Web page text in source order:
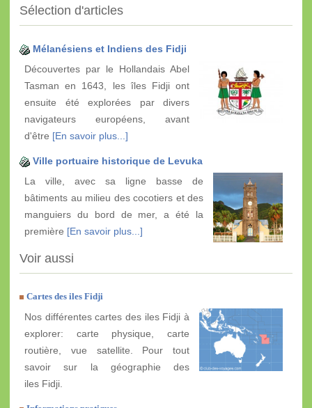
Sélection d'articles
Mélanésiens et Indiens des Fidji
Découvertes par le Hollandais Abel
Tasman en 1643, les îles Fidji ont
ensuite été explorées par divers
navigateurs européens, avant
d'être [En savoir plus...]
Ville portuaire historique de Levuka
La ville, avec sa ligne basse de
bâtiments au milieu des cocotiers et des
manguiers du bord de mer, a été la
première [En savoir plus...]
Voir aussi
Cartes des iles Fidji
Nos différentes cartes des iles Fidji à
explorer: carte physique, carte
routière, vue satellite. Pour tout
savoir sur la géographie des
iles Fidji.